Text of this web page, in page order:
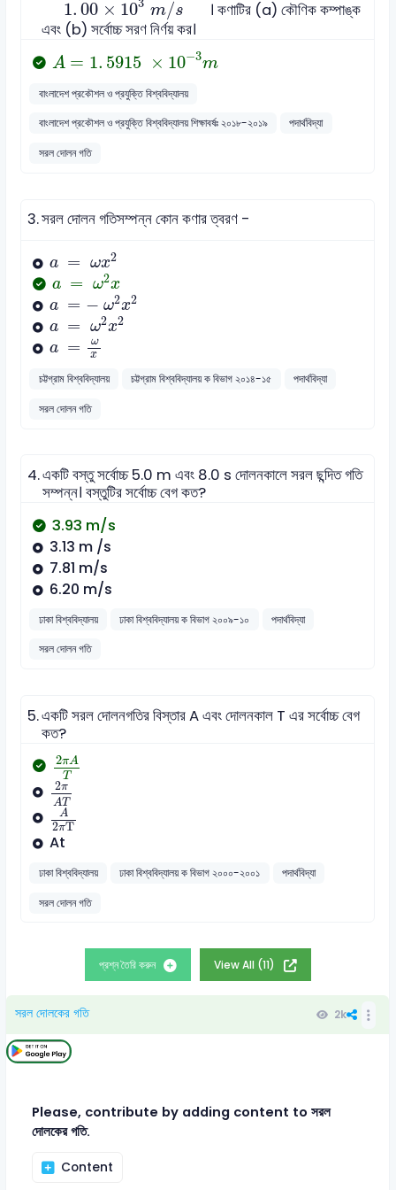
1. 00 × 103 m/s
। কণাটির (a) কৌণিক কম্পাঙ্ক
এবং (b) সর্বোচ্চ সরণ নির্ণয় কর।
A = 1. 5915 × 10−3m
A 5915 × -3m
বাংলাদেশ প্রকৌশল ও প্রযুক্তি বিশ্ববিদ্যালয়
বাংলাদেশ প্রকৌশল ও প্রযুক্তি বিশ্ববিদ্যালয় শিক্ষাবর্ষঃ ২০১৮-২০১৯
পদার্থবিদ্যা
সরল দোলন গতি
3.সরল দোলন গতিসম্পন্ন কোন কণার ত্বরণ -
a = ωx2
a ω x2
a = ω2x
a ω2x
a = − ω2x2
a ω2x2
a = ω2x2
a ω 2x2
a =
ω
x
a ωx
চট্টগ্রাম বিশ্ববিদ্যালয় চট্টগ্রাম বিশ্ববিদ্যালয় ক বিভাগ ২০১৪-১৫
পদার্থবিদ্যা
সরল দোলন গতি
4.একটি বস্তু সর্বোচ্চ 5.0 m এবং 8.0 s দোলনকালে সরল ছন্দিত গতি
সম্পন্ন। বস্তুটির সর্বোচ্চ বেগ কত?
3.93 m/s
3.13 m /s
7.81 m/s
6.20 m/s
ঢাকা বিশ্ববিদ্যালয় ঢাকা বিশ্ববিদ্যালয় ক বিভাগ ২০০৯-১০
পদার্থবিদ্যা
সরল দোলন গতি
5.একটি সরল দোলনগতির বিস্তার A এবং দোলনকাল T এর সর্বোচ্চ বেগ
কত?
2πA
T
2πA
2π
AT
2πA
A
2πT
A2πT
At
ঢাকা বিশ্ববিদ্যালয় ঢাকা বিশ্ববিদ্যালয় ক বিভাগ ২০০০-২০০১
পদার্থবিদ্যা
সরল দোলন গতি
প্রশ্ন তৈরি করুন View All (11)
সরল দোলকের গতি 2k
Please, contribute by adding content to সরল
দোলকের গতি.
Content